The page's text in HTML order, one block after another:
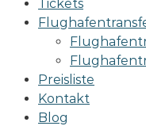
Tickets
Preisliste
Kontakt
Blog